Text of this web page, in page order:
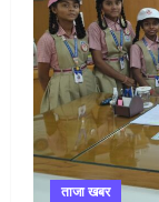
ताजा खबर